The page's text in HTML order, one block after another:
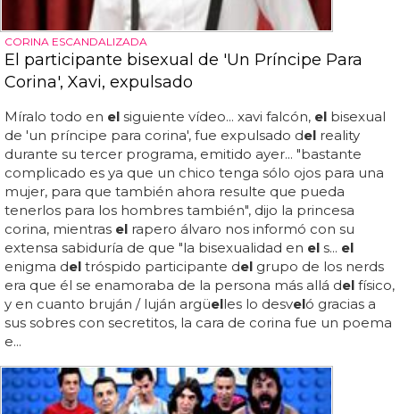
CORINA ESCANDALIZADA
El participante bisexual de 'Un Príncipe Para
Corina', Xavi, expulsado
Míralo todo en el siguiente vídeo... xavi falcón, el bisexual
de 'un príncipe para corina', fue expulsado del reality
durante su tercer programa, emitido ayer... "bastante
complicado es ya que un chico tenga sólo ojos para una
mujer, para que también ahora resulte que pueda
tenerlos para los hombres también", dijo la princesa
corina, mientras el rapero álvaro nos informó con su
extensa sabiduría de que "la bisexualidad en el s... el
enigma del tróspido participante del grupo de los nerds
era que él se enamoraba de la persona más allá del físico,
y en cuanto bruján / luján argüelles lo desveló gracias a
sus sobres con secretitos, la cara de corina fue un poema
e...